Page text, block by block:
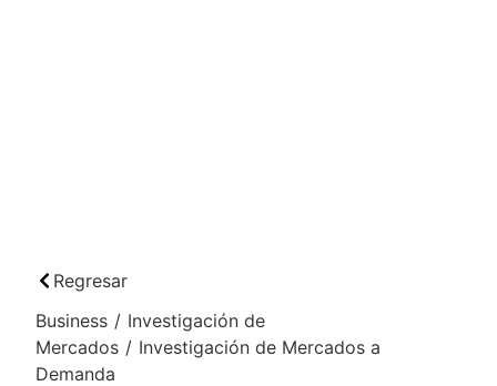
Regresar
Business / Investigación de
Mercados / Investigación de Mercados a
Demanda